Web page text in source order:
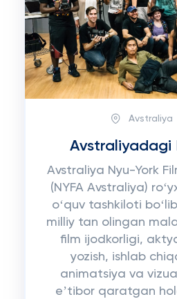
Avstraliya
Avstraliyadagi
Avstraliya Nyu-York
(NYFA Avstraliya)
oʻquv tashkiloti
milliy tan olingan
film ijodkorligi,
yozish, ishlab
animatsiya va
eʼtibor qaratgan